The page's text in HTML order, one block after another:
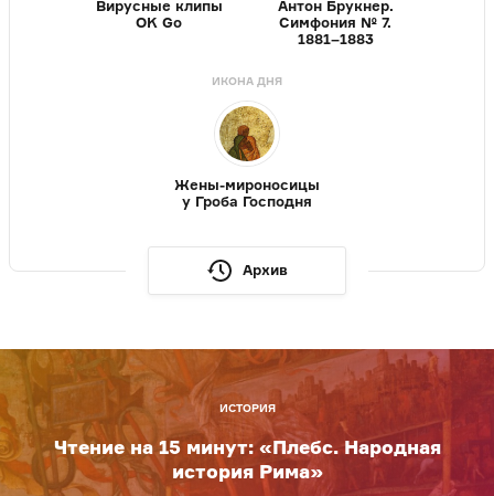
Вирусные клипы
OK Go
Антон Брукнер.
Симфония № 7.
1881–1883
ИКОНА ДНЯ
Жены-мироносицы
у Гроба Господня
Архив
ИСТОРИЯ
Чтение на 15 минут: «Плебс. Народная
история Рима»